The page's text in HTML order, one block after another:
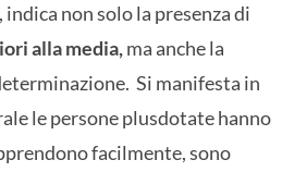
indica non solo la presenza di
alla media,ma anche la
Si manifesta in
le persone plusdotate hanno
facilmente, sono